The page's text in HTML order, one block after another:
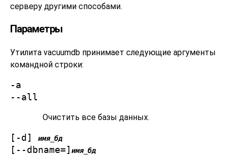
серверу другими способами.
Параметры
Утилита vacuumdb принимает следующие аргументы
командной строки:
-a
--all
Очистить все базы данных.
[ -d ] имя_бд
[ --dbname= ] имя_бд